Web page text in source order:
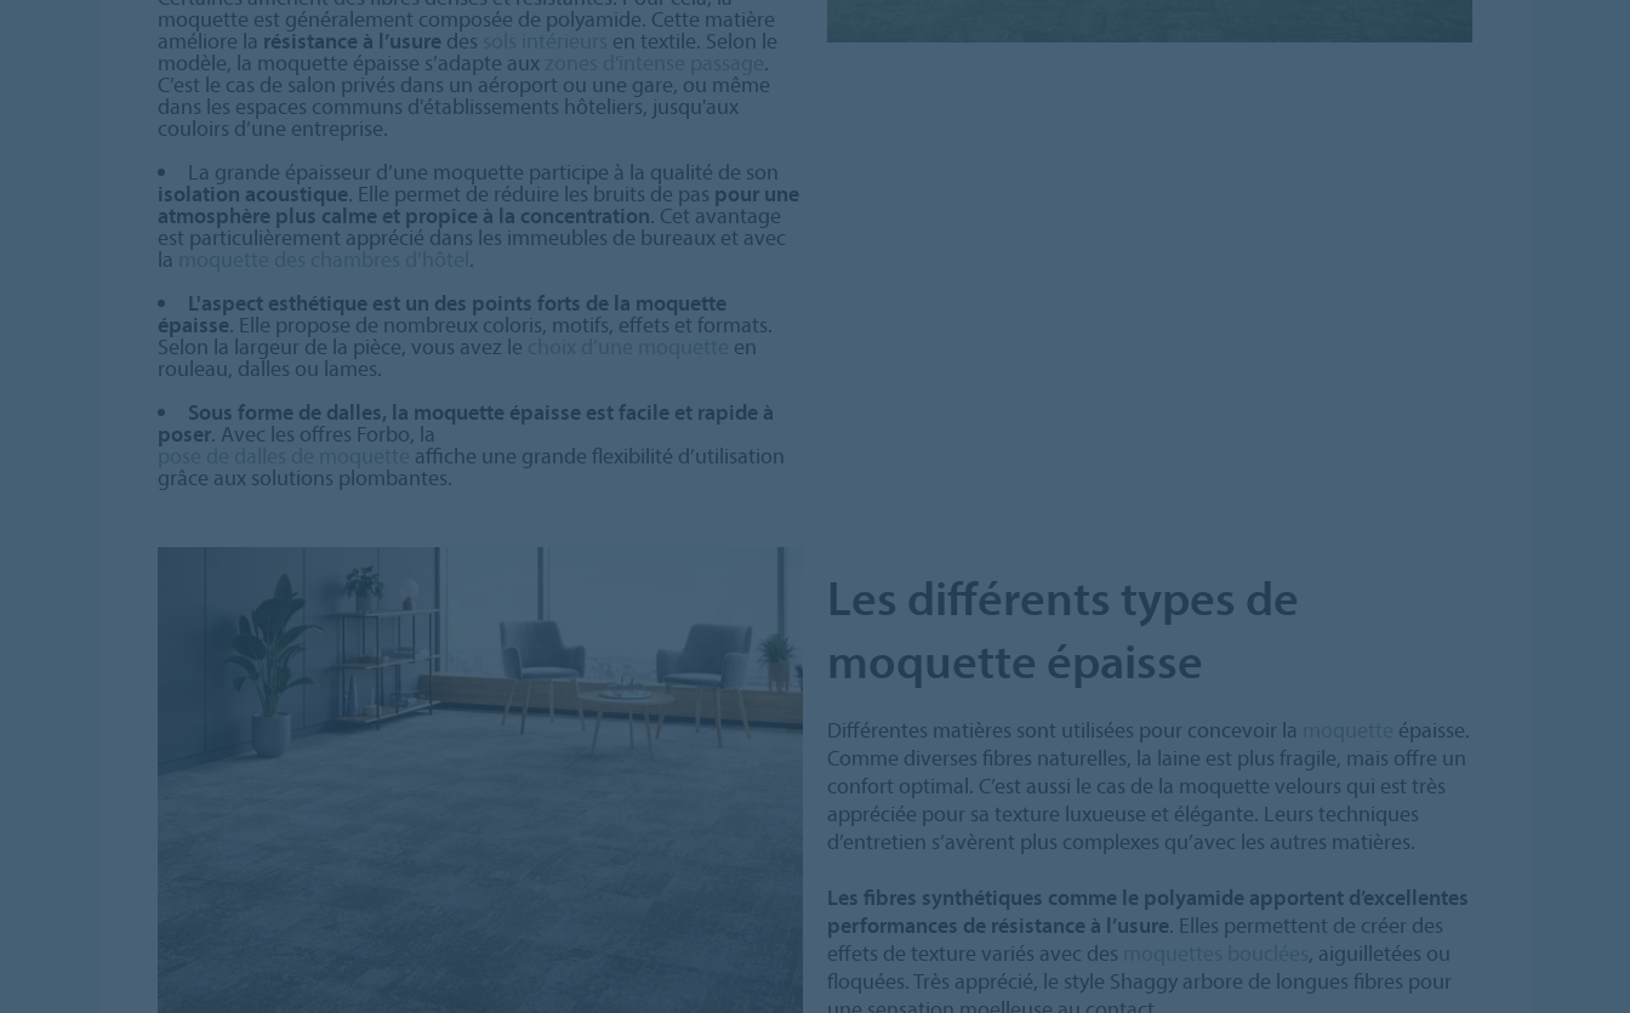
moquette est généralement composée de polyamide. Cette matière
améliore la résistance à l’usure des sols intérieurs en textile. Selon le
modèle, la moquette épaisse s’adapte aux .
C’est le cas de salon privés dans un aéroport ou une gare, ou même
dans les espaces communs d'établissements hôteliers, jusqu'aux
couloirs d’une entreprise.
La grande épaisseur d’une moquette participe à la qualité de son
isolation acoustique. Elle permet de réduire les bruits de pas pour une
atmosphère plus calme et propice à la concentration. Cet avantage
est particulièrement apprécié dans les immeubles de bureaux et avec
la moquette des chambres d’hôtel .
L'aspect esthétique est un des points forts de la moquette
épaisse. Elle propose de nombreux coloris, motifs, effets et formats.
Selon la largeur de la pièce, vous avez le en
rouleau, dalles ou lames.
Sous forme de dalles, la moquette épaisse est facile et rapide à
poser. Avec les offres Forbo, la
pose de dalles de moquette affiche une grande flexibilité d’utilisation
grâce aux solutions plombantes.
Les différents types de
moquette épaisse
Différentes matières sont utilisées pour concevoir la
épaisse.
Comme diverses fibres naturelles, la laine est plus fragile, mais offre un
confort optimal. C’est aussi le cas de la moquette velours qui est très
appréciée pour sa texture luxueuse et élégante. Leurs techniques
d’entretien s’avèrent plus complexes qu’avec les autres matières.
Les fibres synthétiques comme le polyamide apportent d’excellentes
performances de résistance à l’usure. Elles permettent de créer des
effets de texture variés avec des
, aiguilletées ou
floquées. Très apprécié, le style Shaggy arbore de longues fibres pour